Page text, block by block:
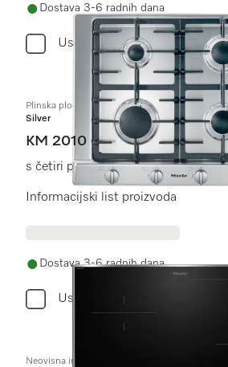
Dostava 3-6 radnih dana
Usporediti
Plinska ploča za kuhanje
Silver
KM 2010
s četiri plamenika
Informacijski list proizvoda
Dostava 3-6 radnih dana
Usporediti
Neovisna indukcijska ploča